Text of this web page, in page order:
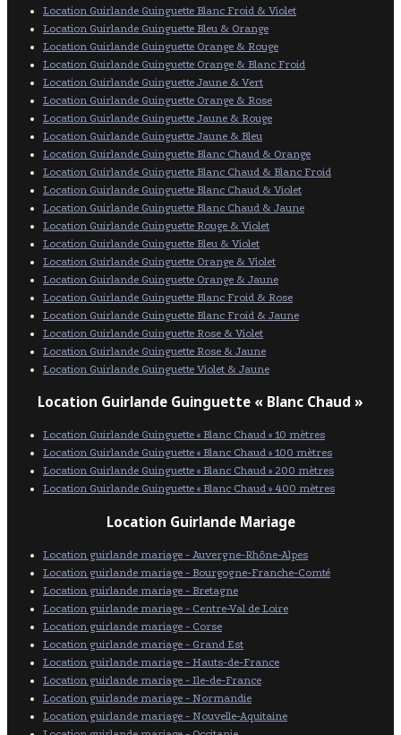
Location Guirlande Guinguette Blanc Froid & Violet
Location Guirlande Guinguette Bleu & Orange
Location Guirlande Guinguette Orange & Rouge
Location Guirlande Guinguette Orange & Blanc Froid
Location Guirlande Guinguette Jaune & Vert
Location Guirlande Guinguette Orange & Rose
Location Guirlande Guinguette Jaune & Rouge
Location Guirlande Guinguette Jaune & Bleu
Location Guirlande Guinguette Blanc Chaud & Orange
Location Guirlande Guinguette Blanc Chaud & Blanc Froid
Location Guirlande Guinguette Blanc Chaud & Violet
Location Guirlande Guinguette Blanc Chaud & Jaune
Location Guirlande Guinguette Rouge & Violet
Location Guirlande Guinguette Bleu & Violet
Location Guirlande Guinguette Orange & Violet
Location Guirlande Guinguette Orange & Jaune
Location Guirlande Guinguette Blanc Froid & Rose
Location Guirlande Guinguette Blanc Froid & Jaune
Location Guirlande Guinguette Rose & Violet
Location Guirlande Guinguette Rose & Jaune
Location Guirlande Guinguette Violet & Jaune
Location Guirlande Guinguette « Blanc Chaud »
Location Guirlande Guinguette « Blanc Chaud » 10 mètres
Location Guirlande Guinguette « Blanc Chaud » 100 mètres
Location Guirlande Guinguette « Blanc Chaud » 200 mètres
Location Guirlande Guinguette « Blanc Chaud » 400 mètres
Location Guirlande Mariage
Location guirlande mariage - Auvergne-Rhône-Alpes
Location guirlande mariage - Bourgogne-Franche-Comté
Location guirlande mariage - Bretagne
Location guirlande mariage - Centre-Val de Loire
Location guirlande mariage - Corse
Location guirlande mariage - Grand Est
Location guirlande mariage - Hauts-de-France
Location guirlande mariage - Ile-de-France
Location guirlande mariage - Normandie
Location guirlande mariage - Nouvelle-Aquitaine